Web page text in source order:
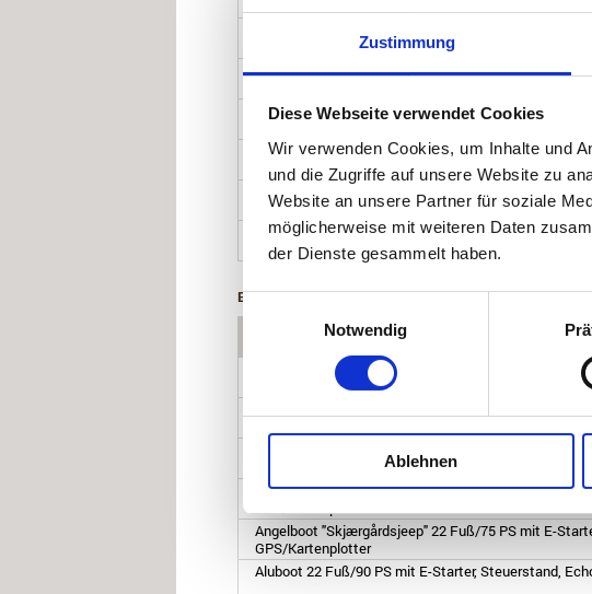
Zustimmung
Diese Webseite verwendet Cookies
Wir verwenden Cookies, um Inhalte und
und die Zugriffe auf unsere Website zu
Website an unsere Partner für soziale
möglicherweise mit weiteren Daten
der Dienste gesammelt haben.
Einwilligungsauswahl
Notwendig
Ablehnen
GPS/Kartenplotter
Aluboot 22 Fuß/90 PS mit E-Starter, Steuerstand,
Aluboot 22 Fuß/100 PS mit E-Starter, Steuerstand,
Kabinenboot "Arvor" 22 Fuß/115 PS mit E-Starter,
GPS/Kartenplotter
Kabinenboot "Arvor" 23 Fuß/150 PS mit E-Starter,
GPS/Kartenplotter
Aluboot 24 Fuß/100 PS mit E-Starter, Steuerstand,
BOOTE & ZUSATZLEISTUNGEN FÜR 2026
Boote Grefsnesvågen (optional)
Angelboot "Skjærgårdsjeep" 17 Fuß/40 PS mit E-
GPS/Kartenplotter
Kabinenboot "Quicksilver" 20 Fuß/115 PS mit E-
Angelboot "Skjærgårdsjeep" 22 Fuß/75 PS mit E-
GPS/Kartenplotter
Aluboot 22 Fuß/90 PS mit E-Starter, Steuerstand,